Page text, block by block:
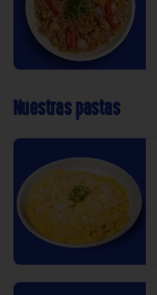
Nuestras pastas